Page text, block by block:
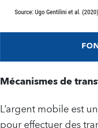
Mécanismes de
L’argent mobile est